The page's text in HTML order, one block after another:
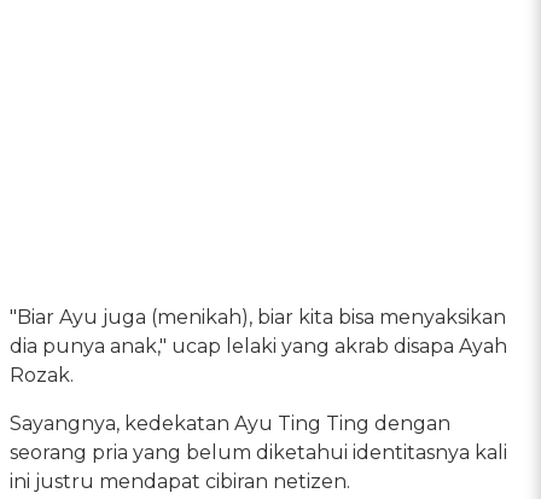
"Biar Ayu juga (menikah), biar kita bisa menyaksikan
dia punya anak," ucap lelaki yang akrab disapa Ayah
Rozak.
Sayangnya, kedekatan Ayu Ting Ting dengan
seorang pria yang belum diketahui identitasnya kali
ini justru mendapat cibiran netizen.